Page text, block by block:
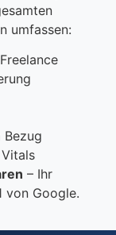
umfassen:
– Ihr
von Google.